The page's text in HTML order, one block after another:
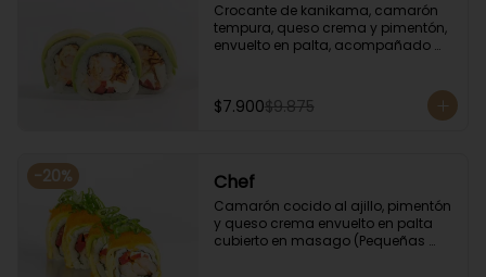
Crocante de kanikama, camarón
tempura, queso crema y pimentón,
envuelto en palta, acompañado
$7.900$9.875
-20% Chef
Camarón cocido al ajillo, pimentón
y queso crema envuelto en palta
cubierto en masago (Pequeñas